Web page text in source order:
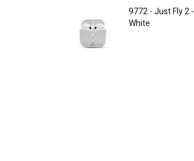
9772 - Just Fly 2 -
White